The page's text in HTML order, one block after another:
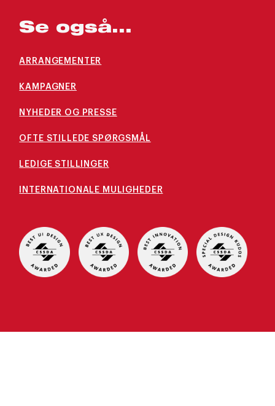
Se også...
ARRANGEMENTER
KAMPAGNER
NYHEDER OG PRESSE
OFTE STILLEDE SPØRGSMÅL
LEDIGE STILLINGER
INTERNATIONALE MULIGHEDER